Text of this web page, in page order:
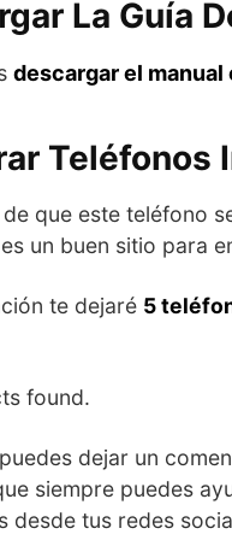
La Guía
descargar el
Teléfonos
de que este teléfono
un buen sitio para
te dejaré 5
found.
dejar un
siempre puedes
desde tus redes